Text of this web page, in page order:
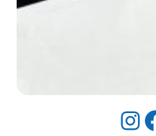
Instagram Facebook